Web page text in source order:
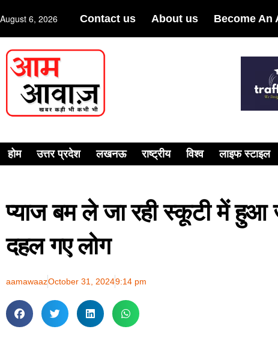
August 6, 2026 Contact us About us Become An
होम उत्तर प्रदेश लखनऊ राष्ट्रीय विश्व लाइफ स्टाइल
प्याज बम ले जा रही स्कूटी में हुआ
दहल गए लोग
aamawaazOctober 31, 20249:14 pm